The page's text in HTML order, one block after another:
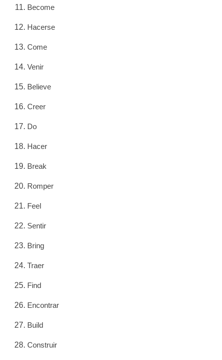
Become
Hacerse
Come
Venir
Believe
Creer
Do
Hacer
Break
Romper
Feel
Sentir
Bring
Traer
Find
Encontrar
Build
Construir